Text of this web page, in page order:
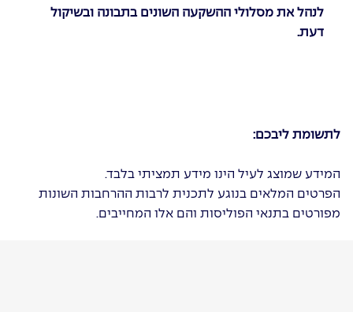
לנהל את מסלולי ההשקעה השונים בתבונה ובשיקול
דעת.
לתשומת ליבכם:
המידע שמוצג לעיל הינו מידע תמציתי בלבד.
הפרטים המלאים בנוגע לתכנית לרבות ההרחבות השונות
מפורטים בתנאי הפוליסות והם אלו המחייבים.